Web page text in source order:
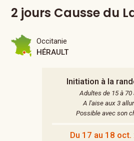
2 jours Causse du
Initiation à la
Adultes de 15 à 70
A l'aise aux 3
Possible avec son
Du 17 au 18
Occitanie
HÉRAULT